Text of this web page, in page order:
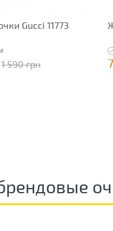
Gucci 11773
1 590 грн